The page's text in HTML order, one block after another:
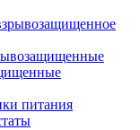
питания